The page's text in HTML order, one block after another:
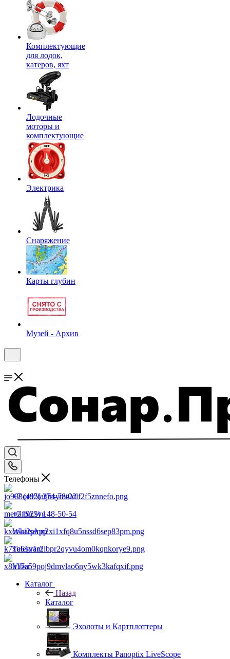
Комплектующие
для лодок,
катеров, яхт
Лодочные
моторы и
комплектующие
Электрика
Снаряжение
Карты глубин
Музей - Архив
Телефоны
+7 (495) 374-78-22
+7 (925) 148-50-54
WhatsApp
Telegram
Viber
Каталог
Назад
Каталог
Эхолоты и Картплоттеры
Комплекты Panoptix LiveScope